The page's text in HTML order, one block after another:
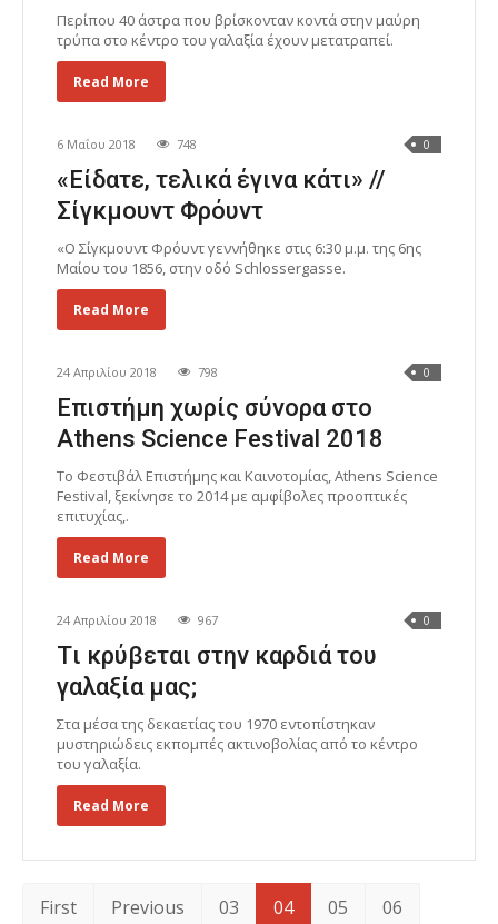
Περίπου 40 άστρα που βρίσκονταν κοντά στην μαύρη
τρύπα στο κέντρο του γαλαξία έχουν μετατραπεί.
Read More
6 Μαΐου 2018 748 0
«Είδατε, τελικά έγινα κάτι» //
Σίγκμουντ Φρόυντ
«Ο Σίγκμουντ Φρόυντ γεννήθηκε στις 6:30 μ.μ. της 6ης
Μαίου του 1856, στην οδό Schlossergasse.
Read More
24 Απριλίου 2018 798 0
Επιστήμη χωρίς σύνορα στο
Athens Science Festival 2018
Το Φεστιβάλ Επιστήμης και Καινοτομίας, Athens Science
Festival, ξεκίνησε το 2014 με αμφίβολες προοπτικές
επιτυχίας,.
Read More
24 Απριλίου 2018 967 0
Tι κρύβεται στην καρδιά του
γαλαξία μας;
Στα μέσα της δεκαετίας του 1970 εντοπίστηκαν
μυστηριώδεις εκπομπές ακτινοβολίας από το κέντρο
του γαλαξία.
Read More
First Previous 03 04 05 06